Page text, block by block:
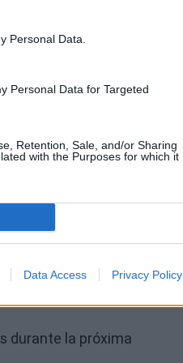
Personal Data.
Personal Data for Targeted
Retention, Sale, and/or Sharing
with the Purposes for which it
Data Access Privacy Policy
de Peyton Watson,
es el importante peso
durante la próxima